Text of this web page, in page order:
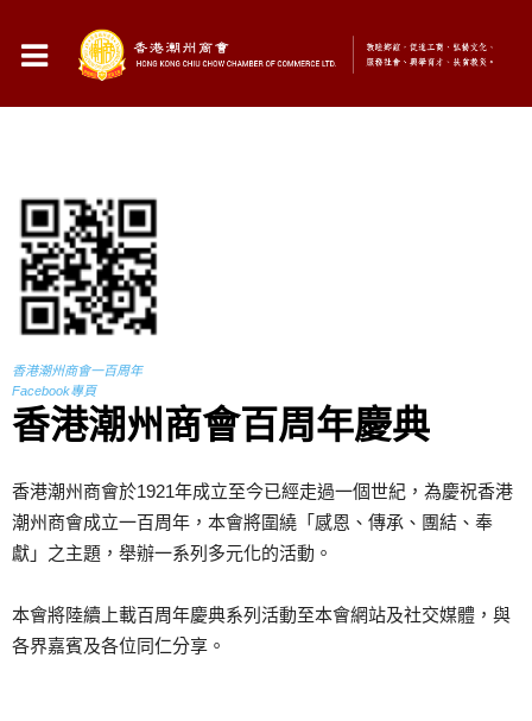
香港潮州商會一百周年
Facebook專頁
香港潮州商會百周年慶典
香港潮州商會於1921年成立至今已經走過一個世紀，為慶祝香港
潮州商會成立一百周年，本會將圍繞「感恩、傳承、團結、奉
獻」之主題，舉辦一系列多元化的活動。
本會將陸續上載百周年慶典系列活動至本會網站及社交媒體，與
各界嘉賓及各位同仁分享。